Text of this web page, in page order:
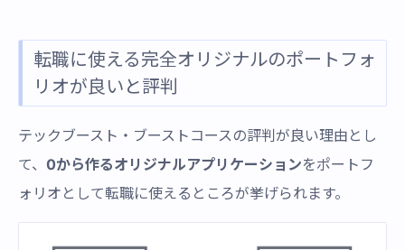
転職に使える完全オリジナルのポートフォ
リオが良いと評判
テックブースト・ブーストコースの評判が良い理由とし
て、 0から作るオリジナルアプリケーションをポートフ
ォリオとして転職に使えるところが挙げられます。